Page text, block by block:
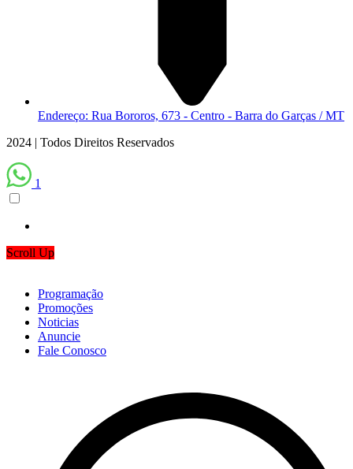
Endereço: Rua Bororos, 673 - Centro - Barra do Garças / MT
2024 | Todos Direitos Reservados
1
Scroll Up
Programação
Promoções
Noticias
Anuncie
Fale Conosco